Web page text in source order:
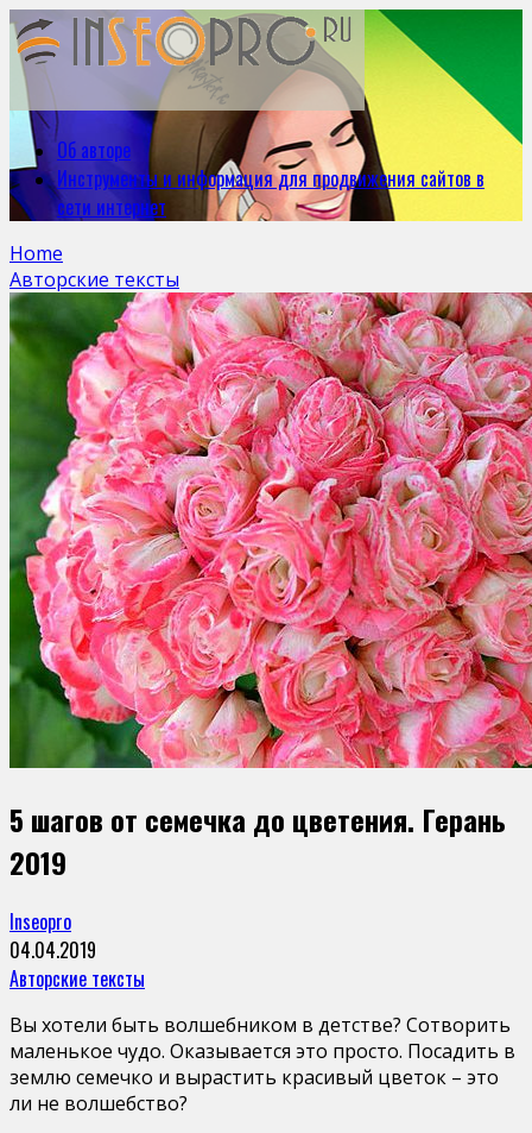
Об авторе
Инструменты и информация для продвижения сайтов в
сети интернет
Home
Авторские тексты
5 шагов от семечка до цветения. Герань
2019
Inseopro
04.04.2019
Авторские тексты
Вы хотели быть волшебником в детстве? Сотворить
маленькое чудо. Оказывается это просто. Посадить в
землю семечко и вырастить красивый цветок – это
ли не волшебство?